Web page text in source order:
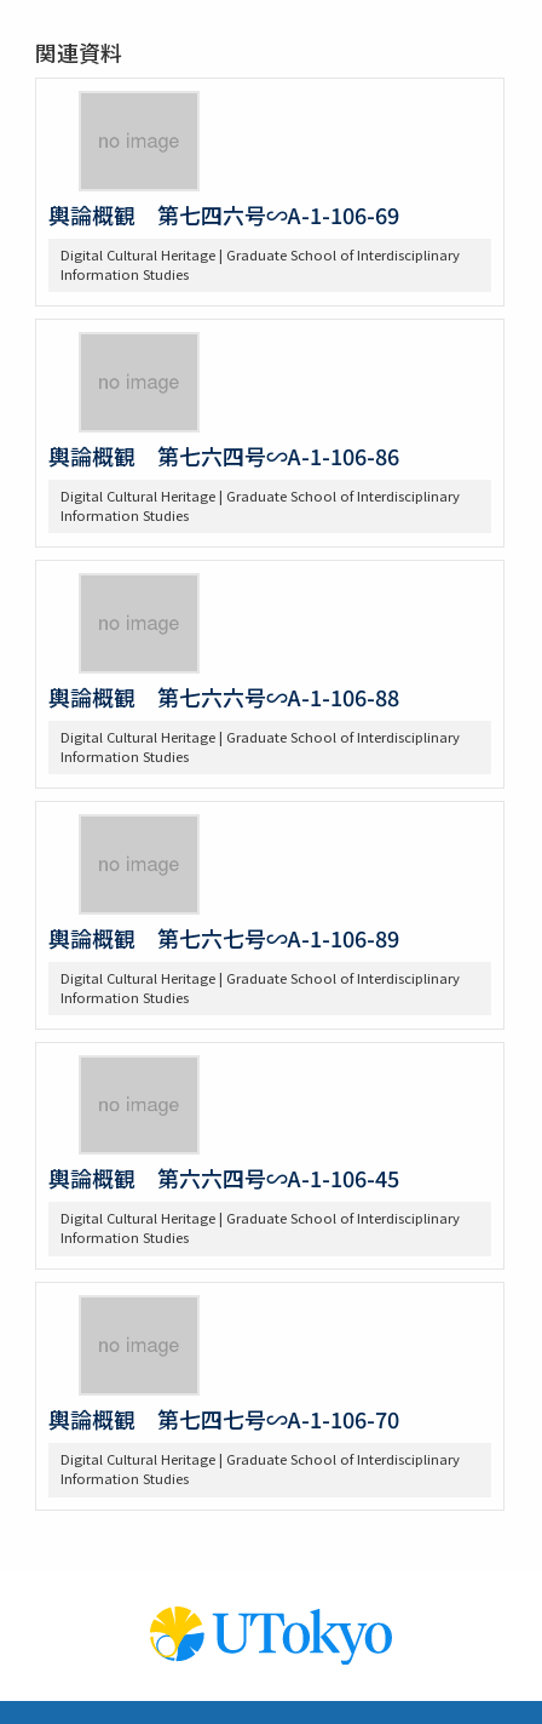
関連資料
輿論概観 第七四六号∽A-1-106-69
Digital Cultural Heritage | Graduate School of Interdisciplinary
Information Studies
輿論概観 第七六四号∽A-1-106-86
Digital Cultural Heritage | Graduate School of Interdisciplinary
Information Studies
輿論概観 第七六六号∽A-1-106-88
Digital Cultural Heritage | Graduate School of Interdisciplinary
Information Studies
輿論概観 第七六七号∽A-1-106-89
Digital Cultural Heritage | Graduate School of Interdisciplinary
Information Studies
輿論概観 第六六四号∽A-1-106-45
Digital Cultural Heritage | Graduate School of Interdisciplinary
Information Studies
輿論概観 第七四七号∽A-1-106-70
Digital Cultural Heritage | Graduate School of Interdisciplinary
Information Studies